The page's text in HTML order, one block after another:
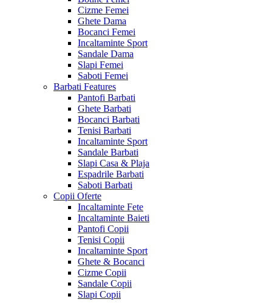
Cizme Femei
Ghete Dama
Bocanci Femei
Incaltaminte Sport
Sandale Dama
Slapi Femei
Saboti Femei
Barbati Features
Pantofi Barbati
Ghete Barbati
Bocanci Barbati
Tenisi Barbati
Incaltaminte Sport
Sandale Barbati
Slapi Casa & Plaja
Espadrile Barbati
Saboti Barbati
Copii Oferte
Incaltaminte Fete
Incaltaminte Baieti
Pantofi Copii
Tenisi Copii
Incaltaminte Sport
Ghete & Bocanci
Cizme Copii
Sandale Copii
Slapi Copii